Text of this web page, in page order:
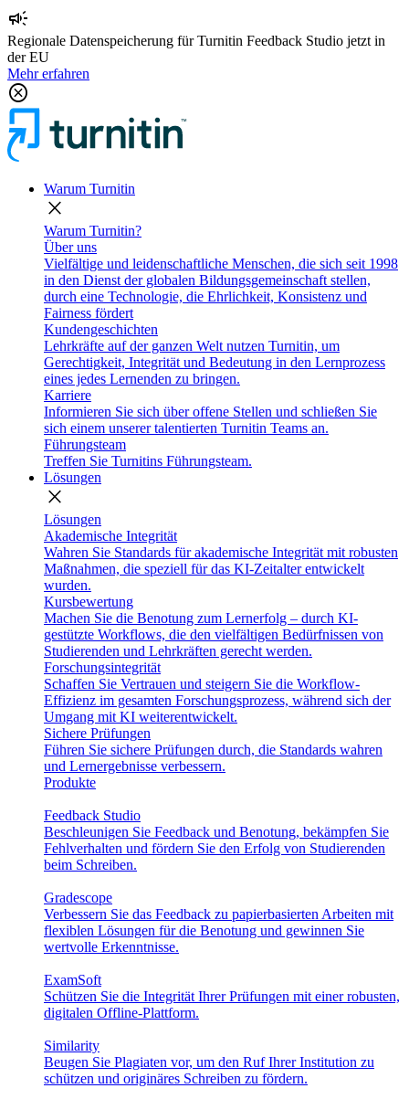
campaign
Regionale Datenspeicherung für Turnitin Feedback Studio jetzt in
der EU
Mehr erfahren
cancel
Warum Turnitin
close
Warum Turnitin?
Über uns
Vielfältige und leidenschaftliche Menschen, die sich seit 1998
in den Dienst der globalen Bildungsgemeinschaft stellen,
durch eine Technologie, die Ehrlichkeit, Konsistenz und
Fairness fördert
Kundengeschichten
Lehrkräfte auf der ganzen Welt nutzen Turnitin, um
Gerechtigkeit, Integrität und Bedeutung in den Lernprozess
eines jedes Lernenden zu bringen.
Karriere
Informieren Sie sich über offene Stellen und schließen Sie
sich einem unserer talentierten Turnitin Teams an.
Führungsteam
Treffen Sie Turnitins Führungsteam.
Lösungen
close
Lösungen
Akademische Integrität
Wahren Sie Standards für akademische Integrität mit robusten
Maßnahmen, die speziell für das KI-Zeitalter entwickelt
wurden.
Kursbewertung
Machen Sie die Benotung zum Lernerfolg – durch KI-
gestützte Workflows, die den vielfältigen Bedürfnissen von
Studierenden und Lehrkräften gerecht werden.
Forschungsintegrität
Schaffen Sie Vertrauen und steigern Sie die Workflow-
Effizienz im gesamten Forschungsprozess, während sich der
Umgang mit KI weiterentwickelt.
Sichere Prüfungen
Führen Sie sichere Prüfungen durch, die Standards wahren
und Lernergebnisse verbessern.
Produkte
Feedback Studio
Beschleunigen Sie Feedback und Benotung, bekämpfen Sie
Fehlverhalten und fördern Sie den Erfolg von Studierenden
beim Schreiben.
Gradescope
Verbessern Sie das Feedback zu papierbasierten Arbeiten mit
flexiblen Lösungen für die Benotung und gewinnen Sie
wertvolle Erkenntnisse.
ExamSoft
Schützen Sie die Integrität Ihrer Prüfungen mit einer robusten,
digitalen Offline-Plattform.
Similarity
Beugen Sie Plagiaten vor, um den Ruf Ihrer Institution zu
schützen und originäres Schreiben zu fördern.